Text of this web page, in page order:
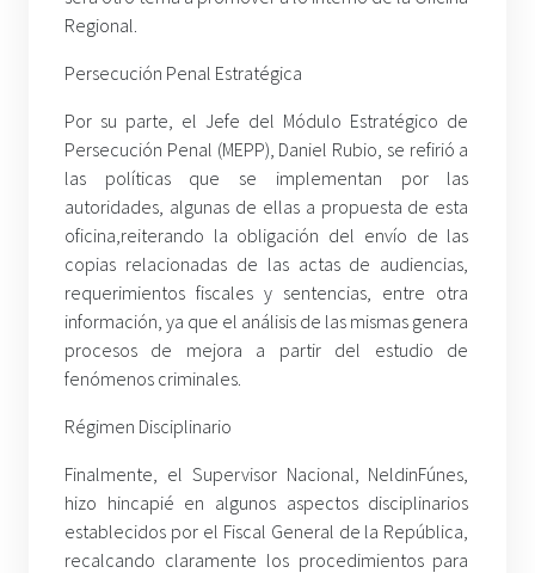
Regional.
Persecución Penal Estratégica
Por su parte, el Jefe del Módulo Estratégico de
Persecución Penal (MEPP), Daniel Rubio, se refirió a
las políticas que se implementan por las
autoridades, algunas de ellas a propuesta de esta
oficina,reiterando la obligación del envío de las
copias relacionadas de las actas de audiencias,
requerimientos fiscales y sentencias, entre otra
información, ya que el análisis de las mismas genera
procesos de mejora a partir del estudio de
fenómenos criminales.
Régimen Disciplinario
Finalmente, el Supervisor Nacional, NeldinFúnes,
hizo hincapié en algunos aspectos disciplinarios
establecidos por el Fiscal General de la República,
recalcando claramente los procedimientos para